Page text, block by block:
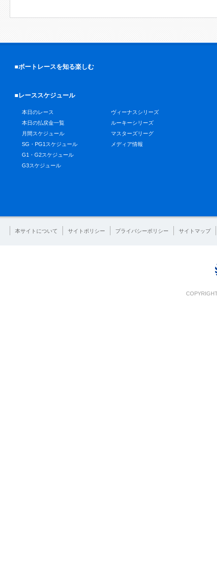
■ボートレースを知る楽しむ
■レーススケジュール
本日のレース
本日の払戻金一覧
月間スケジュール
SG・PG1スケジュール
G1・G2スケジュール
G3スケジュール
ヴィーナスシリーズ
ルーキーシリーズ
マスターズリーグ
メディア情報
本サイトについて サイトポリシー プライバシーポリシー サイトマップ